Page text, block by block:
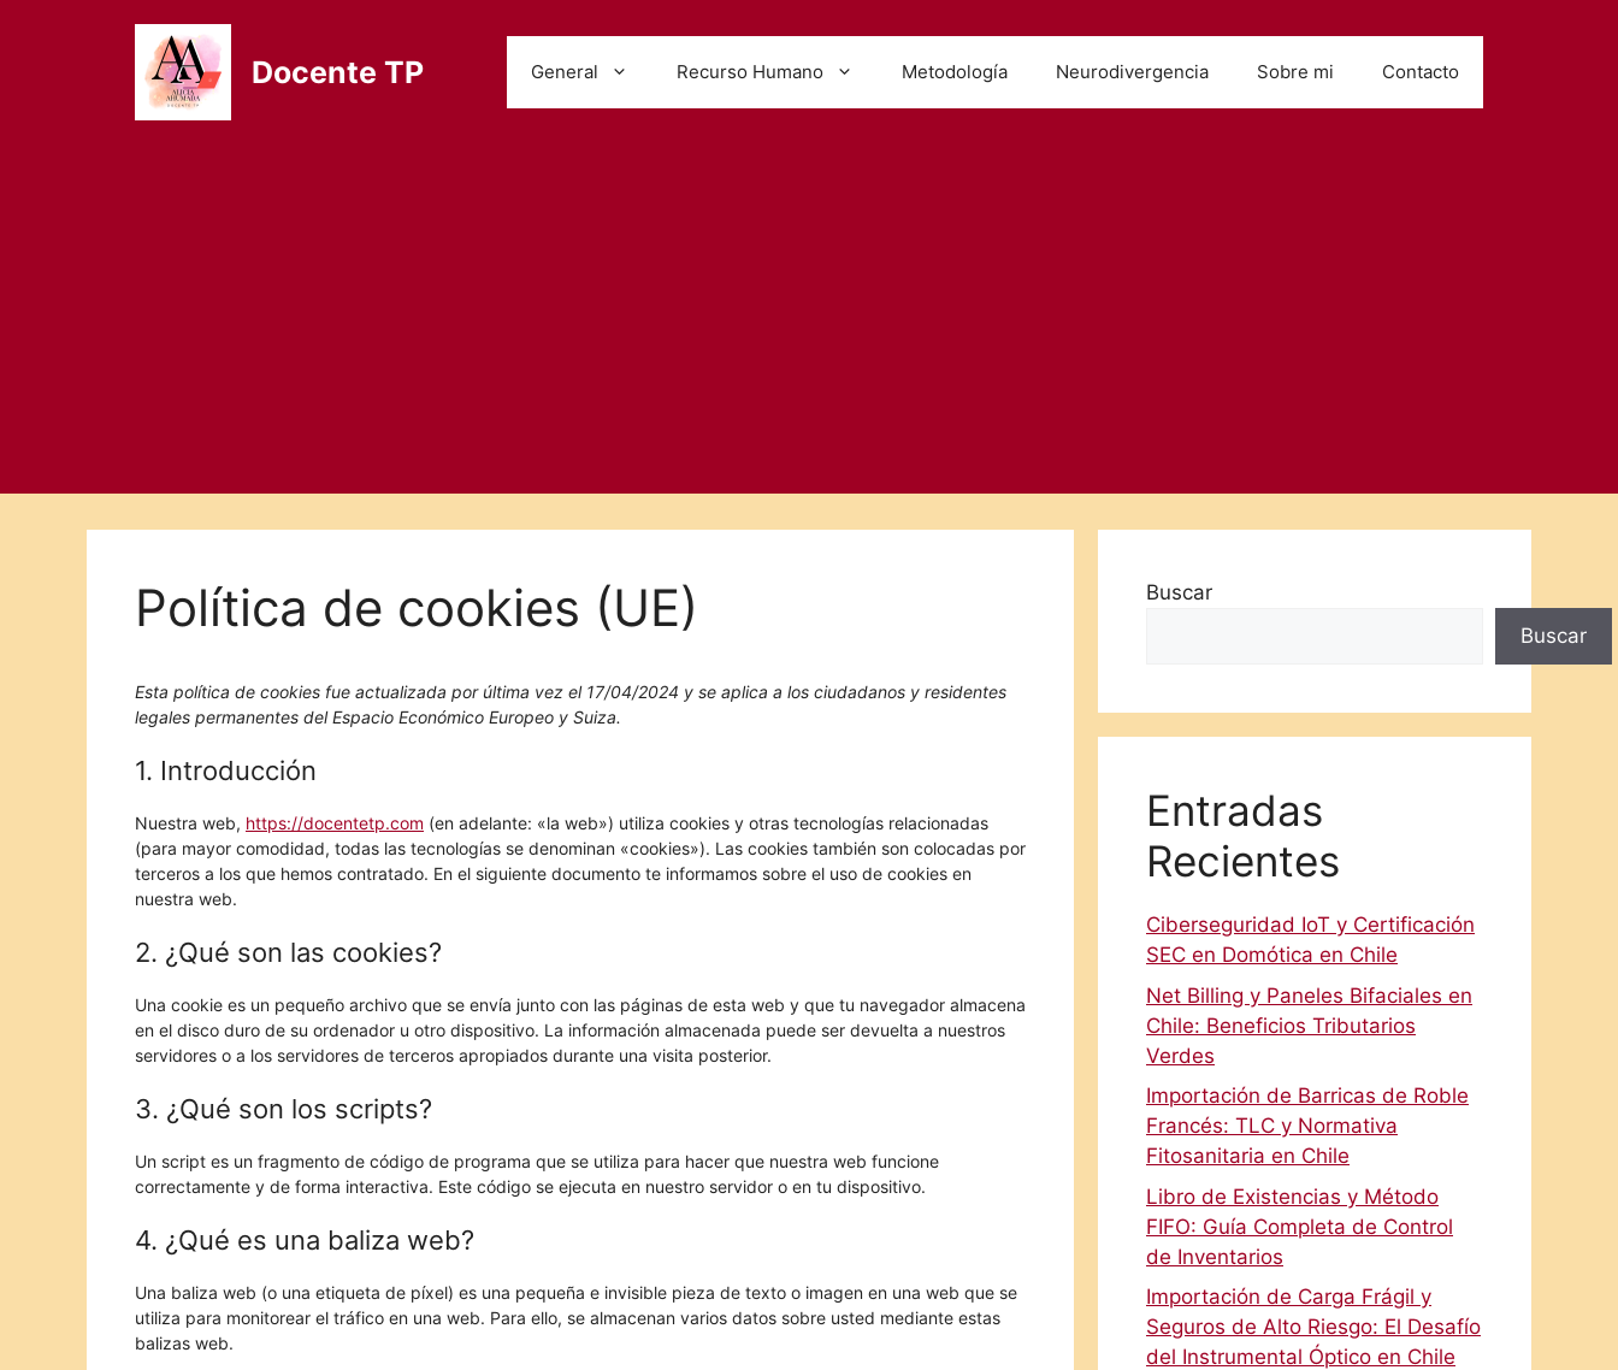
Docente TP General Recurso Humano Metodología Neurodivergencia Sobre mi Contacto
Política de cookies (UE)
Esta política de cookies fue actualizada por última vez el 17/04/2024 y se aplica a los ciudadanos y residentes
legales permanentes del Espacio Económico Europeo y Suiza.
1. Introducción
Nuestra web, https://docentetp.com (en adelante: «la web») utiliza cookies y otras tecnologías relacionadas
(para mayor comodidad, todas las tecnologías se denominan «cookies»). Las cookies también son colocadas por
terceros a los que hemos contratado. En el siguiente documento te informamos sobre el uso de cookies en
nuestra web.
2. ¿Qué son las cookies?
Una cookie es un pequeño archivo que se envía junto con las páginas de esta web y que tu navegador almacena
en el disco duro de su ordenador u otro dispositivo. La información almacenada puede ser devuelta a nuestros
servidores o a los servidores de terceros apropiados durante una visita posterior.
3. ¿Qué son los scripts?
Un script es un fragmento de código de programa que se utiliza para hacer que nuestra web funcione
correctamente y de forma interactiva. Este código se ejecuta en nuestro servidor o en tu dispositivo.
4. ¿Qué es una baliza web?
Una baliza web (o una etiqueta de píxel) es una pequeña e invisible pieza de texto o imagen en una web que se
utiliza para monitorear el tráfico en una web. Para ello, se almacenan varios datos sobre usted mediante estas
balizas web.
Buscar
Buscar
Entradas
Recientes
Ciberseguridad IoT y Certificación
SEC en Domótica en Chile
Net Billing y Paneles Bifaciales en
Chile: Beneficios Tributarios
Verdes
Importación de Barricas de Roble
Francés: TLC y Normativa
Fitosanitaria en Chile
Libro de Existencias y Método
FIFO: Guía Completa de Control
de Inventarios
Importación de Carga Frágil y
Seguros de Alto Riesgo: El Desafío
del Instrumental Óptico en Chile